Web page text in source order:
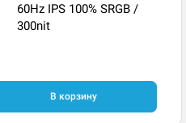
60Hz IPS 100% SRGB /
300nit
В корзину